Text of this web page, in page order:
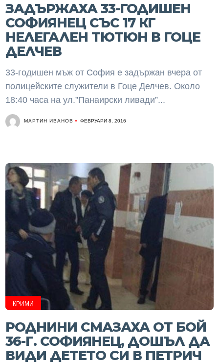
ЗАДЪРЖАХА 33-ГОДИШЕН
СОФИЯНЕЦ СЪС 17 КГ
НЕЛЕГАЛЕН ТЮТЮН В ГОЦЕ
ДЕЛЧЕВ
33-годишен мъж от София е задържан вчера от
полицейските служители в Гоце Делчев. Около
18:40 часа на ул.”Панаирски ливади”...
МАРТИН ИВАНОВ ФЕВРУАРИ 8, 2016
КРИМИ
РОДНИНИ СМАЗАХА ОТ БОЙ
36-Г. СОФИЯНЕЦ, ДОШЪЛ ДА
ВИДИ ДЕТЕТО СИ В ПЕТРИЧ